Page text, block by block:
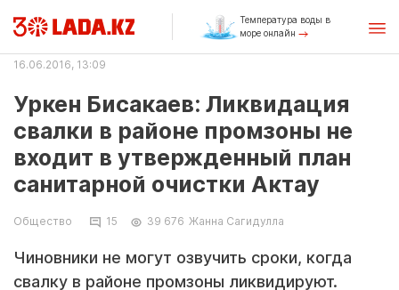
Температура воды в
море онлайн
16.06.2016, 13:09
Уркен Бисакаев: Ликвидация
свалки в районе промзоны не
входит в утвержденный план
санитарной очистки Актау
Общество 15 39 676 Жанна Сагидулла
Чиновники не могут озвучить сроки, когда
свалку в районе промзоны ликвидируют.